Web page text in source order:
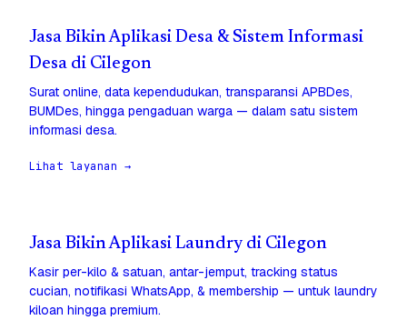
Jasa Bikin Aplikasi Desa & Sistem Informasi
Desa di Cilegon
Surat online, data kependudukan, transparansi APBDes,
BUMDes, hingga pengaduan warga — dalam satu sistem
informasi desa.
Lihat layanan →
Jasa Bikin Aplikasi Laundry di Cilegon
Kasir per-kilo & satuan, antar-jemput, tracking status
cucian, notifikasi WhatsApp, & membership — untuk laundry
kiloan hingga premium.